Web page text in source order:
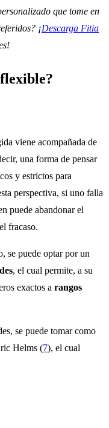
que tome en
¡Descarga Fitia
viene acompañada de
una forma de pensar
y estrictos para
perspectiva, si uno falla
puede abandonar el
fracaso.
se puede optar por un
, el cual permite, a su
exactos a rangos
se puede tomar como
Helms (7), el cual